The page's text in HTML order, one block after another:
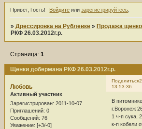
Привет, Гость! Войдите илизарегистрируйтесь
»Дрессировка на Рублевке » Продажа
РКФ 26.03.2012г.р.
Щенки добермана РКФ 26.03.2012г.р.
Страница:1
Поделиться
13:53:36
Любовь
Активный участник
Зарегистрирован: 2011-10-07
Приглашений: 0
Сообщений: 76
Уважение: [+3/-0]
В
г.Воронеж
1 ч-п сука,
к-п кобели